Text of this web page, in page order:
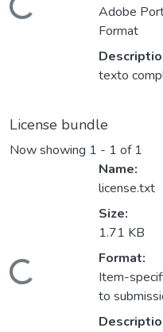
Adobe
Format
texto
License bundle
Now showing 1 - 1 of 1
Name:
license.txt
Size:
1.71 KB
Format:
Item-
to